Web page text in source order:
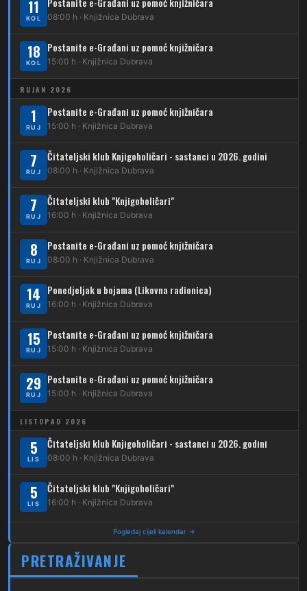
210 Dubrava – Stud. grad – Klin
213
214 Koledinečka – Resnički gaj
223 Dubrava – Trnovčica – Dubec
230 Dubrava – Granešinski Novaki
232 Dubrava – Jazbina
269
DUBEC
212
223 Dubec – Trnovčica – Dubrava
224 Dubec – Novoselec
261 Dubec – Sesvete – Goranec
262 Dubec – Sesvete – Planina Donja
263 Dubec – Sesvete–Kašina – Pl.Gornja
264 Dubec – Sesvete – Jesenovec
267
270 Dubec – Sesvete – Blaguša
272 Dubec – Sesvete – Moravče
273
34 Dubec – Ljubljanica – Noćna linija
Karta tramvajskih linija
11
KOL 08:00 h · Knjižnica Dubrava
18
KOL
Postanite e-Građani uz pomoć knjižničara
15:00 h · Knjižnica Dubrava
RUJAN 2026
1
RUJ
Postanite e-Građani uz pomoć knjižničara
15:00 h · Knjižnica Dubrava
7
RUJ
Čitateljski klub Knjigoholičari - sastanci u 2026. godini
08:00 h · Knjižnica Dubrava
7
RUJ
Čitateljski klub "Knjigoholičari"
16:00 h · Knjižnica Dubrava
8
RUJ
Postanite e-Građani uz pomoć knjižničara
08:00 h · Knjižnica Dubrava
14
RUJ
Ponedjeljak u bojama (Likovna radionica)
16:00 h · Knjižnica Dubrava
15
RUJ
Postanite e-Građani uz pomoć knjižničara
15:00 h · Knjižnica Dubrava
29
RUJ
Postanite e-Građani uz pomoć knjižničara
15:00 h · Knjižnica Dubrava
LISTOPAD 2026
5
LIS
Čitateljski klub Knjigoholičari - sastanci u 2026. godini
08:00 h · Knjižnica Dubrava
5
LIS
Čitateljski klub "Knjigoholičari"
16:00 h · Knjižnica Dubrava
Pogledaj cijeli kalendar →
PRETRAŽIVANJE